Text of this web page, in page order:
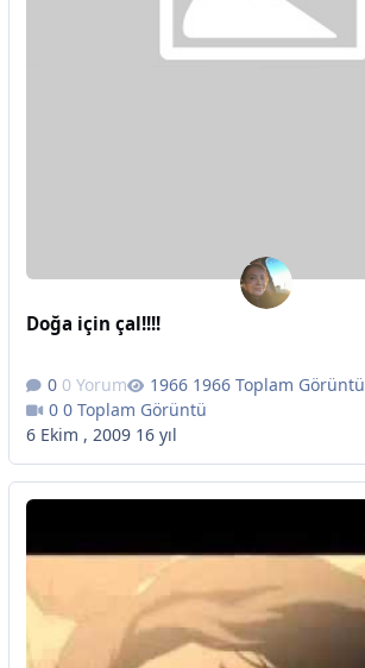
Doğa için çal!!!!
0 Yorum
1966 Toplam Görüntü
0 Toplam Görüntü
6 Ekim , 2009 16 yıl